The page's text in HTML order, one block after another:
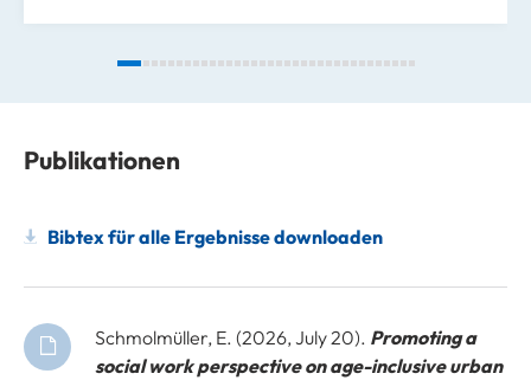
Publikationen
Bibtex für alle Ergebnisse downloaden
Schmolmüller, E. (2026, July 20). Promoting a
social work perspective on age-inclusive urban